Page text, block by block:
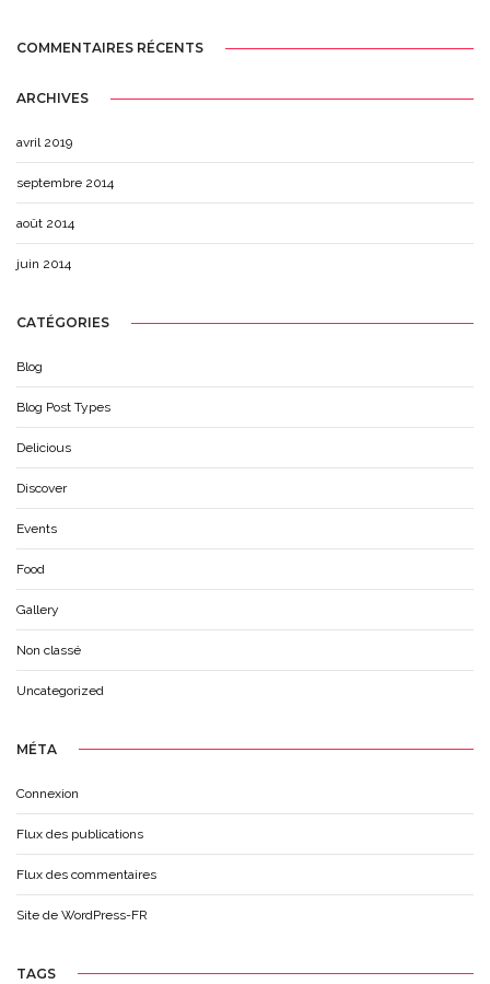
COMMENTAIRES RÉCENTS
ARCHIVES
avril 2019
septembre 2014
août 2014
juin 2014
CATÉGORIES
Blog
Blog Post Types
Delicious
Discover
Events
Food
Gallery
Non classé
Uncategorized
MÉTA
Connexion
Flux des publications
Flux des commentaires
Site de WordPress-FR
TAGS